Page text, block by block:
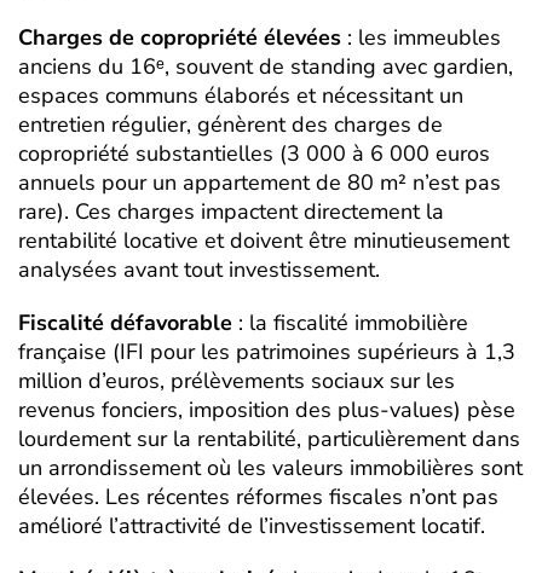
Charges de copropriété élevées : les immeubles
anciens du 16ᵉ, souvent de standing avec gardien,
espaces communs élaborés et nécessitant un
entretien régulier, génèrent des charges de
copropriété substantielles (3 000 à 6 000 euros
annuels pour un appartement de 80 m² n’est pas
rare). Ces charges impactent directement la
rentabilité locative et doivent être minutieusement
analysées avant tout investissement.
Fiscalité défavorable : la fiscalité immobilière
française (IFI pour les patrimoines supérieurs à 1,3
million d’euros, prélèvements sociaux sur les
revenus fonciers, imposition des plus-values) pèse
lourdement sur la rentabilité, particulièrement dans
un arrondissement où les valeurs immobilières sont
élevées. Les récentes réformes fiscales n’ont pas
amélioré l’attractivité de l’investissement locatif.